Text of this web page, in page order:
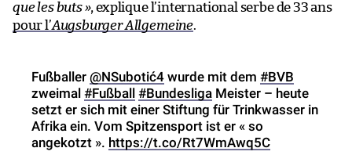
que les buts », explique l’international serbe de 33 ans
pour l’Augsburger Allgemeine.
Fußballer @NSubotić4 wurde mit dem #BVB
zweimal #Fußball #Bundesliga Meister – heute
setzt er sich mit einer Stiftung für Trinkwasser in
Afrika ein. Vom Spitzensport ist er « so
angekotzt ». https://t.co/Rt7WmAwq5C